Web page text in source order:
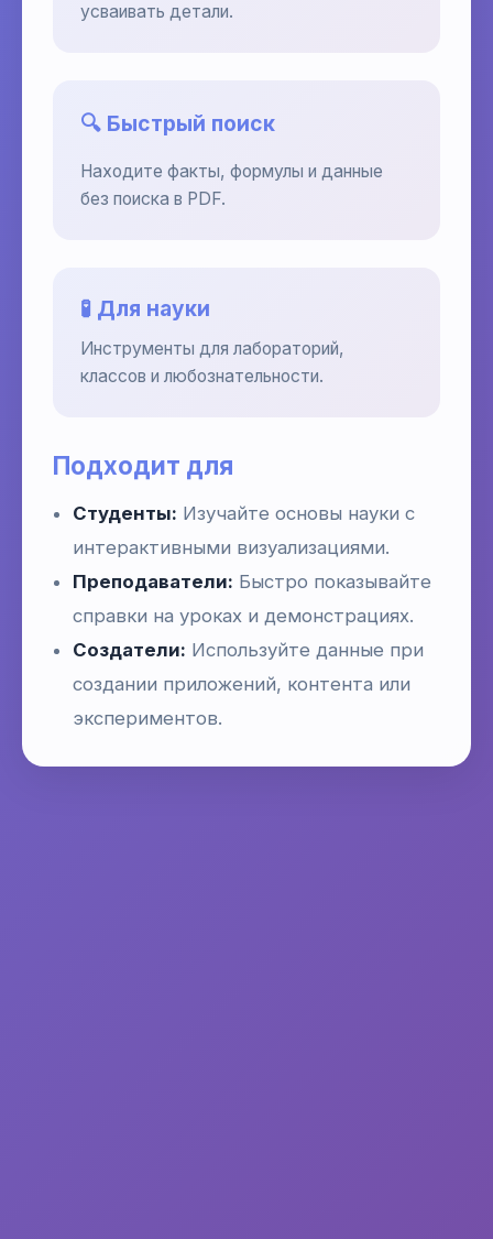
усваивать детали.
🔍 Быстрый поиск
Находите факты, формулы и данные
без поиска в PDF.
🧪 Для науки
Инструменты для лабораторий,
классов и любознательности.
Подходит для
Студенты: Изучайте основы науки с
интерактивными визуализациями.
Преподаватели: Быстро показывайте
справки на уроках и демонстрациях.
Создатели: Используйте данные при
создании приложений, контента или
экспериментов.